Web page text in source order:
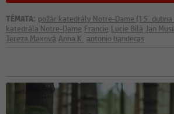
TÉMATA: požár katedrály Notre-Dame (15.
katedrála Notre-Dame Francie Lucie Bílá Jan
Tereza Maxová Anna K. antonio banderas